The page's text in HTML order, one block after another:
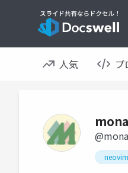
人気 プ
neovim